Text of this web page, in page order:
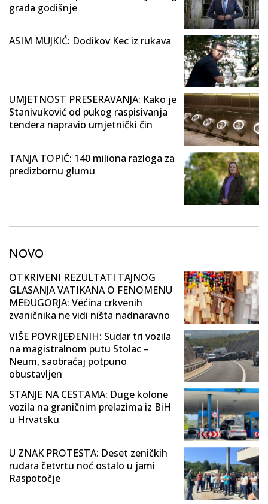
grada godišnje
ASIM MUJKIĆ: Dodikov Kec iz rukava
UMJETNOST PRESERAVANJA: Kako je
Stanivuković od pukog raspisivanja
tendera napravio umjetnički čin
TANJA TOPIĆ: 140 miliona razloga za
predizbornu glumu
NOVO
OTKRIVENI REZULTATI TAJNOG
GLASANJA VATIKANA O FENOMENU
MEĐUGORJA: Većina crkvenih
zvaničnika ne vidi ništa nadnaravno
VIŠE POVRIJEĐENIH: Sudar tri vozila
na magistralnom putu Stolac –
Neum, saobraćaj potpuno
obustavljen
STANJE NA CESTAMA: Duge kolone
vozila na graničnim prelazima iz BiH
u Hrvatsku
U ZNAK PROTESTA: Deset zeničkih
rudara četvrtu noć ostalo u jami
Raspotočje